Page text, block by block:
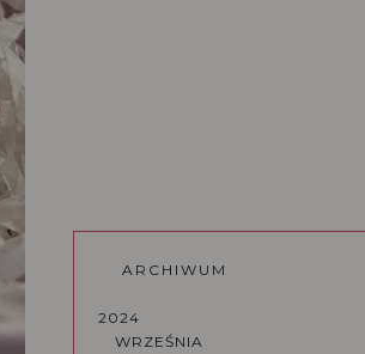
ARCHIWUM
2024
WRZEŚNIA